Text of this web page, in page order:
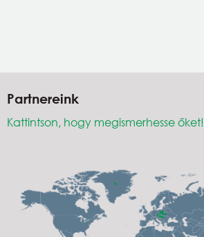
Partnereink
Kattintson, hogy megismerhesse őket!